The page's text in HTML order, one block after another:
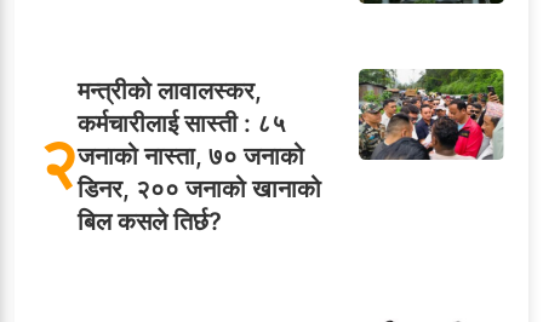
२
मन्त्रीको लावालस्कर,
कर्मचारीलाई सास्ती : ८५
जनाको नास्ता, ७० जनाको
डिनर, २०० जनाको खानाको
बिल कसले तिर्छ?